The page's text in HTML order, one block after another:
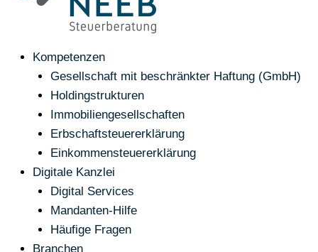
Kompetenzen
Gesellschaft mit beschränkter Haftung (GmbH)
Holdingstrukturen
Immobiliengesellschaften
Erbschaftsteuererklärung
Einkommensteuererklärung
Digitale Kanzlei
Digital Services
Mandanten-Hilfe
Häufige Fragen
Branchen